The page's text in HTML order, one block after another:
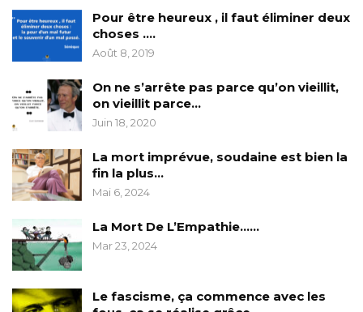
Pour être heureux , il faut éliminer deux
choses ….
Août 8, 2019
On ne s’arrête pas parce qu’on vieillit,
on vieillit parce…
Juin 18, 2020
La mort imprévue, soudaine est bien la
fin la plus…
Mai 6, 2024
La Mort De L’Empathie……
Mar 23, 2024
Le fascisme, ça commence avec les